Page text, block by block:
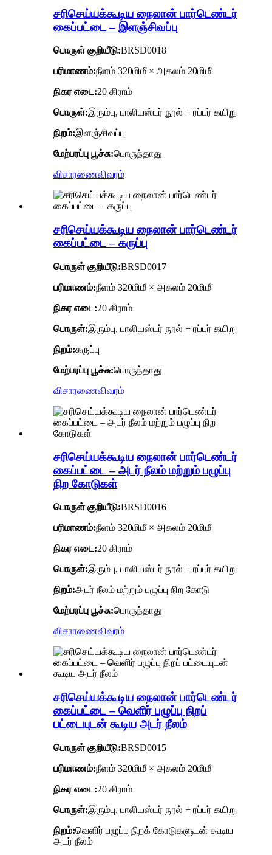
சரிசெய்யக்கூடிய நைலான் பார்டெண்டர்
கைப்பட்டை – இளஞ்சிவப்பு
பொருள் குறியீடு:BRSD0018
பரிமாணம்:நீளம் 320மிமீ × அகலம் 20மிமீ
நிகர எடை:20 கிராம்
பொருள்:இரும்பு, பாலியஸ்டர் நூல் + ரப்பர் கயிறு
நிறம்:இளஞ்சிவப்பு
மேற்பரப்பு பூச்சு:பொருந்தாது
விசாரணைவிவரம்
சரிசெய்யக்கூடிய நைலான் பார்டெண்டர்
கைப்பட்டை – கருப்பு
பொருள் குறியீடு:BRSD0017
பரிமாணம்:நீளம் 320மிமீ × அகலம் 20மிமீ
நிகர எடை:20 கிராம்
பொருள்:இரும்பு, பாலியஸ்டர் நூல் + ரப்பர் கயிறு
நிறம்:கருப்பு
மேற்பரப்பு பூச்சு:பொருந்தாது
விசாரணைவிவரம்
சரிசெய்யக்கூடிய நைலான் பார்டெண்டர்
கைப்பட்டை – அடர் நீலம் மற்றும் பழுப்பு
நிற கோடுகள்
பொருள் குறியீடு:BRSD0016
பரிமாணம்:நீளம் 320மிமீ × அகலம் 20மிமீ
நிகர எடை:20 கிராம்
பொருள்:இரும்பு, பாலியஸ்டர் நூல் + ரப்பர் கயிறு
நிறம்:அடர் நீலம் மற்றும் பழுப்பு நிற கோடு
மேற்பரப்பு பூச்சு:பொருந்தாது
விசாரணைவிவரம்
சரிசெய்யக்கூடிய நைலான் பார்டெண்டர்
கைப்பட்டை – வெளிர் பழுப்பு நிறப்
பட்டையுடன் கூடிய அடர் நீலம்
பொருள் குறியீடு:BRSD0015
பரிமாணம்:நீளம் 320மிமீ × அகலம் 20மிமீ
நிகர எடை:20 கிராம்
பொருள்:இரும்பு, பாலியஸ்டர் நூல் + ரப்பர் கயிறு
நிறம்:வெளிர் பழுப்பு நிறக் கோடுகளுடன் கூடிய
அடர் நீலம்